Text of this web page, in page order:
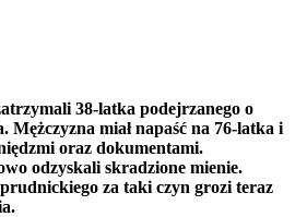
38-latka podejrzanego o
Mężczyzna miał napaść na 76-latka i
oraz dokumentami.
odzyskali skradzione mienie.
za taki czyn grozi teraz